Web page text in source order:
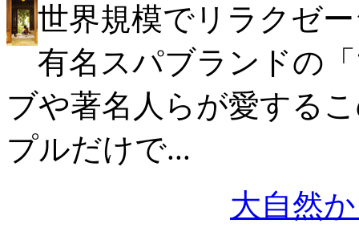
世界規模でリラクゼ
有名スパブランドの
ブや著名人らが愛する
プルだけで...
大自然